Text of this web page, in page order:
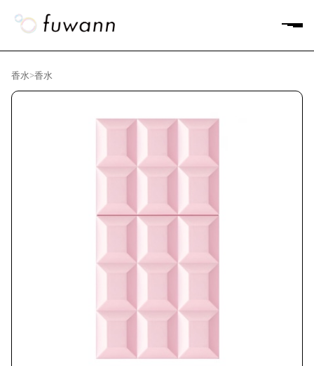
香水>香水